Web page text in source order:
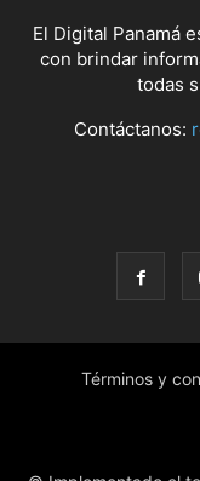
El Digital Panamá
con brindar
todas
Contáctanos:
Términos y